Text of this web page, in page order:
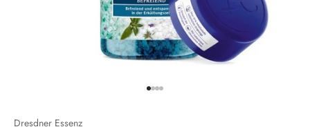
Dresdner Essenz